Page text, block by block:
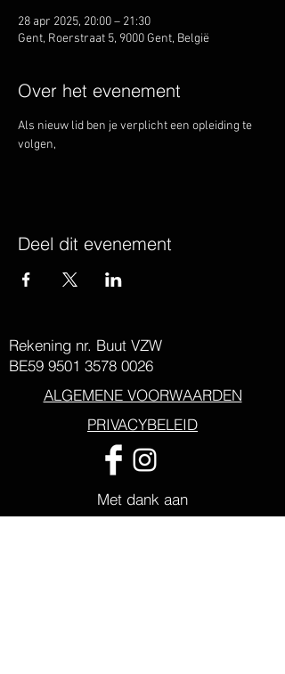
28 apr 2025, 20:00 – 21:30
Gent, Roerstraat 5, 9000 Gent, België
Over het evenement
Als nieuw lid ben je verplicht een opleiding te
volgen,
Deel dit evenement
Rekening nr. Buut VZW
BE59 9501 3578 0026
ALGEMENE VOORWAARDEN
PRIVACYBELEID
Met dank aan